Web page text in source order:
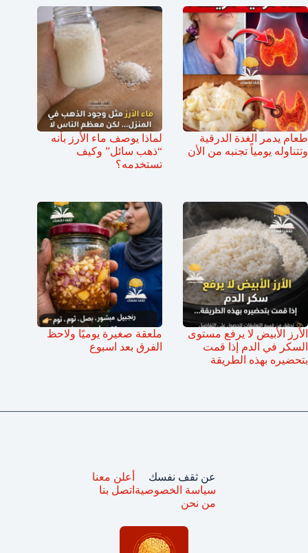
طعام يدمر الغدة الدرقية
وتتناوله يومياً تجنبه من الأن
لماذا يوصف ماء الأرز بأنه
“ذهب سائل” وكيف
تستخدمه؟
الأرز الأبيض لا يرفع مستوى
السكر في الدم إذا قمت
بتحضيره بهذه الطريقة
ملعقة صغيرة يوميًا ولاحظ
الفرق بعد اسبوع
عن ثقف نفسك
سياسة الخصوصية
من نحن
أعلن معنا
اتصل بنا